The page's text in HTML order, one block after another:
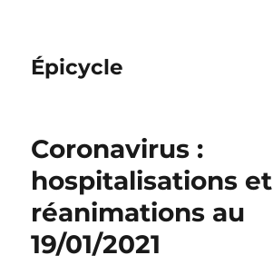
Épicycle
Coronavirus :
hospitalisations et
réanimations au
19/01/2021